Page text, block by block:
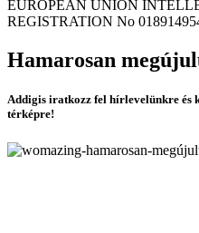
EUROPEAN UNION
REGISTRATION No
Hamarosan
Addigis iratkozz fel hírlevelünkre
térképre!